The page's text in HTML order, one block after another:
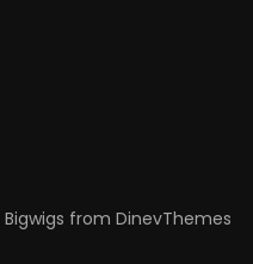
Bigwigs from DinevThemes